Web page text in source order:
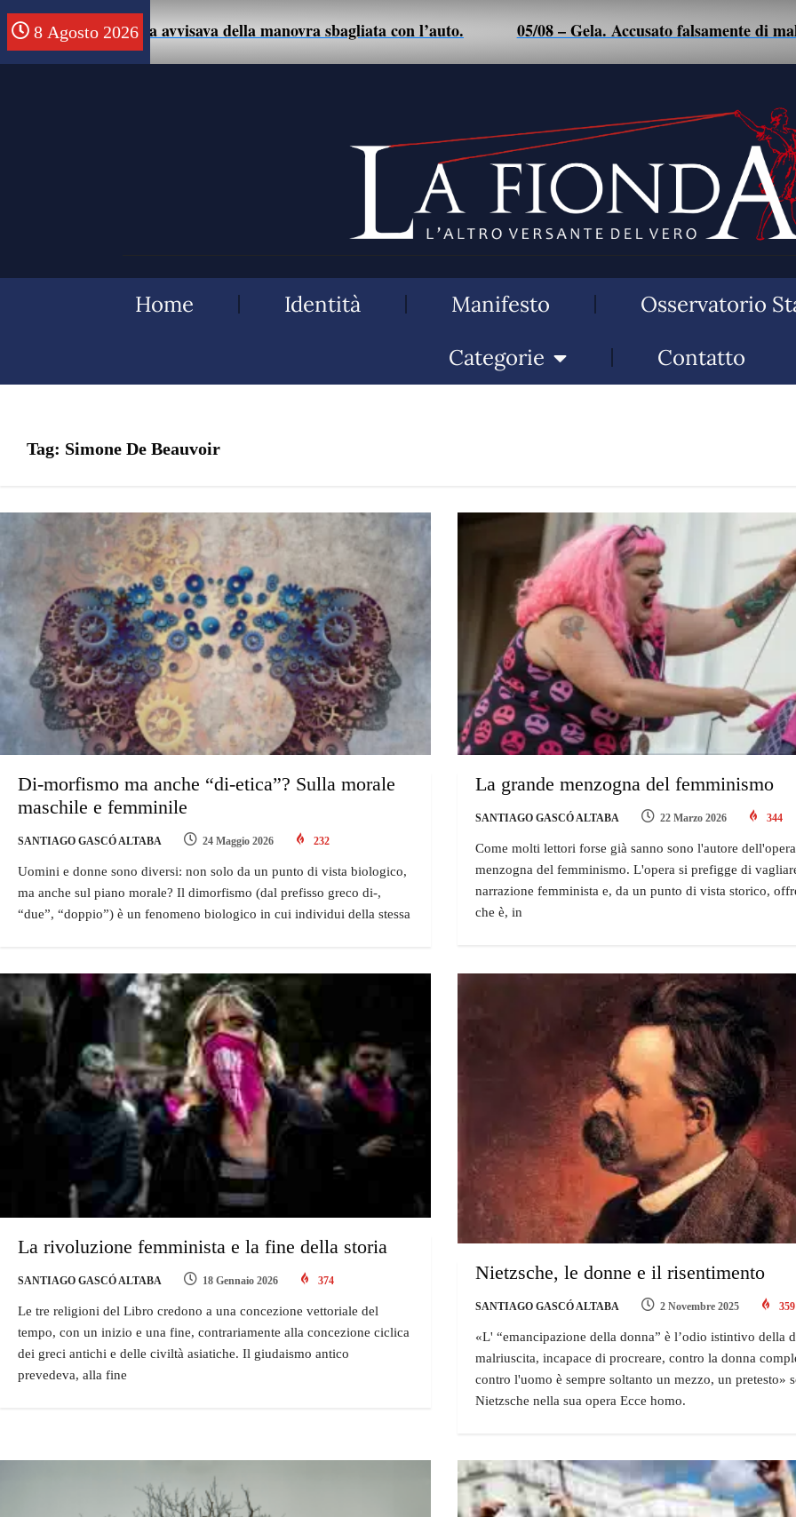
8 Agosto 2026
che la avvisava della manovra sbagliata con l’auto. 05/08 – Gela. Accusato falsamente di maltrattamenti
Home Identità Manifesto
Osservatorio
Categorie
Contatto
Tag: Simone De Beauvoir
Di-morfismo ma anche “di-etica”? Sulla morale
maschile e femminile
SANTIAGO GASCÓ ALTABA 24 Maggio 2026 232
Uomini e donne sono diversi: non solo da un punto di vista biologico,
ma anche sul piano morale? Il dimorfismo (dal prefisso greco di-,
“due”, “doppio”) è un fenomeno biologico in cui individui della stessa
La grande menzogna del femminismo
SANTIAGO GASCÓ ALTABA 22 Marzo 2026 344
Come molti lettori forse già sanno sono l'autore
menzogna del femminismo. L'opera si prefigge di
narrazione femminista e, da un punto di vista storico,
che è, in
La rivoluzione femminista e la fine della storia
SANTIAGO GASCÓ ALTABA 18 Gennaio 2026 374
Le tre religioni del Libro credono a una concezione vettoriale del
tempo, con un inizio e una fine, contrariamente alla concezione ciclica
dei greci antichi e delle civiltà asiatiche. Il giudaismo antico
prevedeva, alla fine
Nietzsche, le donne e il risentimento
SANTIAGO GASCÓ ALTABA 2 Novembre 2025 359
«L' “emancipazione della donna” è l’odio istintivo della
malriuscita, incapace di procreare, contro la donna
contro l'uomo è sempre soltanto un mezzo, un pretesto»
Nietzsche nella sua opera Ecce homo.